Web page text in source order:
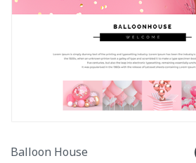
Balloon House